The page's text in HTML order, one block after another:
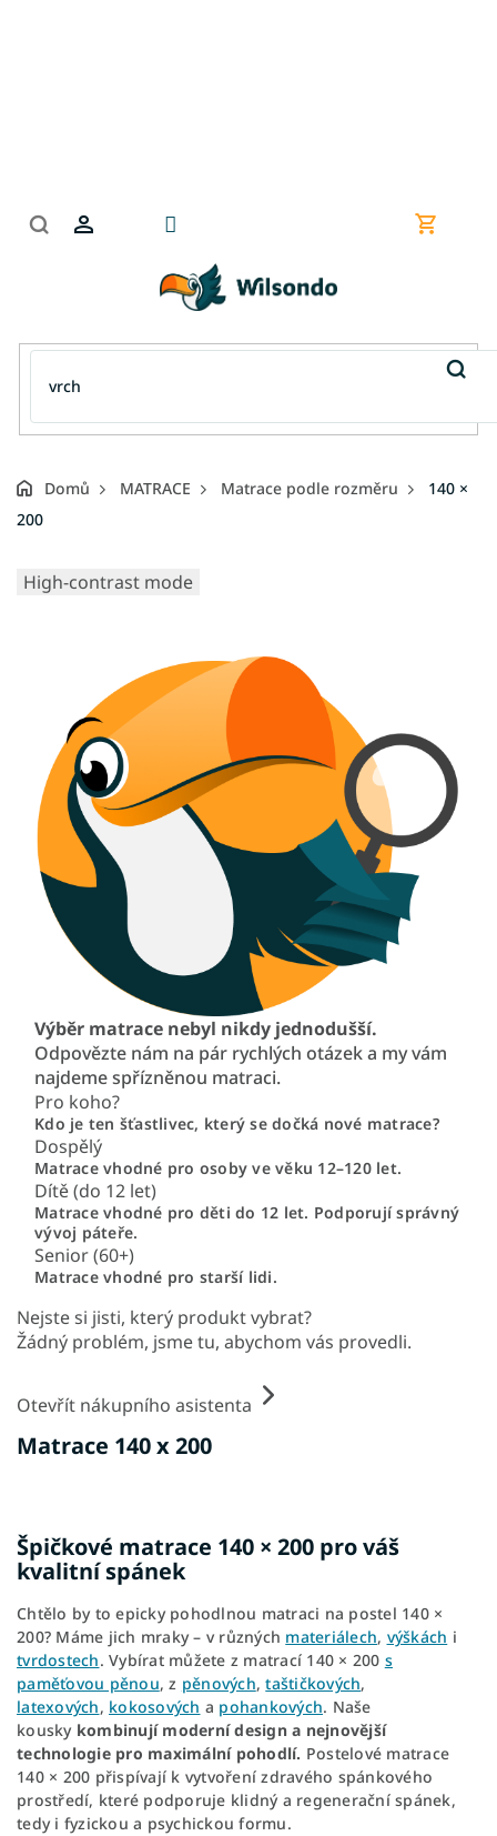
Nákupní
Domů MATRACE Matrace podle rozměru
140 ×
200
Matrace 140 x 200
High-contrast mode
Výběr matrace nebyl nikdy jednodušší.
Odpovězte nám na pár rychlých otázek a my vám
najdeme spřízněnou matraci.
Pro koho?
Kdo je ten šťastlivec, který se dočká nové matrace?
Dospělý
Matrace vhodné pro osoby ve věku 12–120 let.
Dítě (do 12 let)
Matrace vhodné pro děti do 12 let. Podporují správný
vývoj páteře.
Senior (60+)
Matrace vhodné pro starší lidi.
Nejste si jisti, který produkt vybrat?
Žádný problém, jsme tu, abychom vás provedli.
Otevřít nákupního asistenta
Špičkové matrace 140 × 200 pro váš
kvalitní spánek
Chtělo by to epicky pohodlnou matraci na postel 140 ×
200? Máme jich mraky – v různých materiálech, výškách i
tvrdostech. Vybírat můžete z matrací 140 × 200 s
paměťovou pěnou, z pěnových,taštičkových,
latexových, kokosových a pohankových. Naše
kousky kombinují moderní design a nejnovější
technologie pro maximální pohodlí. Postelové matrace
140 × 200 přispívají k vytvoření zdravého spánkového
prostředí, které podporuje klidný a regenerační spánek,
tedy i fyzickou a psychickou formu.